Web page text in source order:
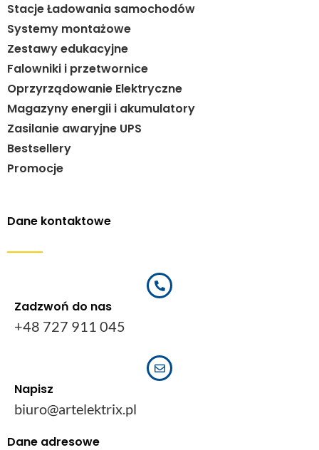
Stacje Ładowania samochodów
Systemy montażowe
Zestawy edukacyjne
Falowniki i przetwornice
Oprzyrządowanie Elektryczne
Magazyny energii i akumulatory
Zasilanie awaryjne UPS
Bestsellery
Promocje
Dane kontaktowe
Zadzwoń do nas
+48 727 911 045
Napisz
biuro@artelektrix.pl
Dane adresowe